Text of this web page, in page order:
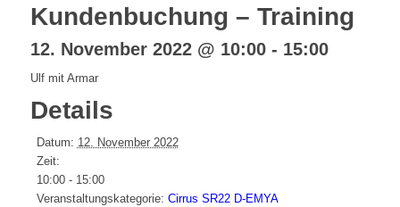
Kundenbuchung – Training
12. November 2022 @ 10:00- 15:00
Ulf mit Armar
Details
Datum: 12. November 2022
Zeit:
10:00 - 15:00
Veranstaltungskategorie: Cirrus SR22 D-EMYA